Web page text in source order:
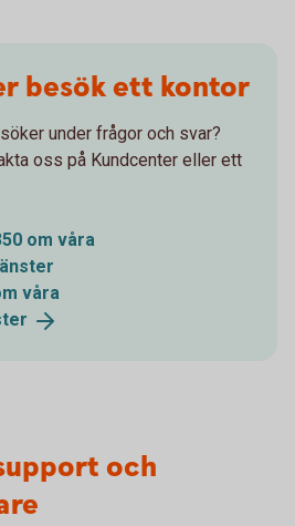
besök ett kontor
under frågor och svar?
oss på Kundcenter eller ett
om våra
våra
och